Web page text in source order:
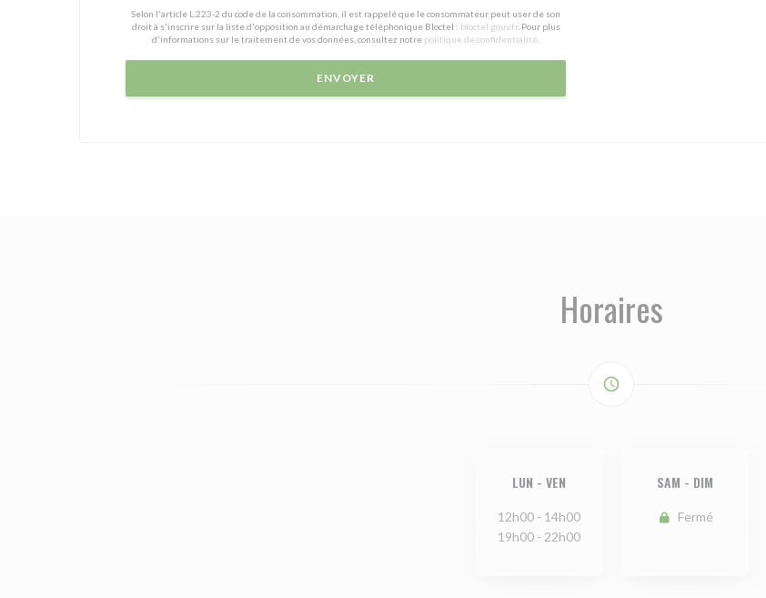
Selon l'article L.223-2 du code de la consommation, il est rappelé que le consommateur peut user de son
droit à s'inscrire sur la liste d'opposition au démarchage téléphonique Bloctel : bloctel.gouv.fr. Pour plus
d'informations sur le traitement de vos données, consultez notre politique de confidentialité
Horaires
access_time
LUN - VEN
12h00 - 14h00
19h00 - 22h00
SAM - DIM
Fermé